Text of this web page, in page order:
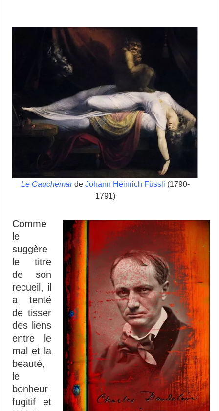
Le Cauchemarde Johann Heinrich Füssli (1790-
1791)
Comme
le
suggère
le titre
de son
recueil, il
a tenté
de tisser
des liens
entre le
mal et la
beauté,
le
bonheur
fugitif et